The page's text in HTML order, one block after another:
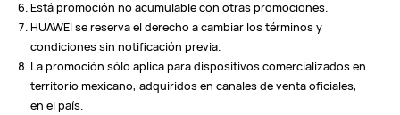
Está promoción no acumulable con otras promociones.
HUAWEI se reserva el derecho a cambiar los términos y
condiciones sin notificación previa.
La promoción sólo aplica para dispositivos comercializados en
territorio mexicano, adquiridos en canales de venta oficiales,
en el país.